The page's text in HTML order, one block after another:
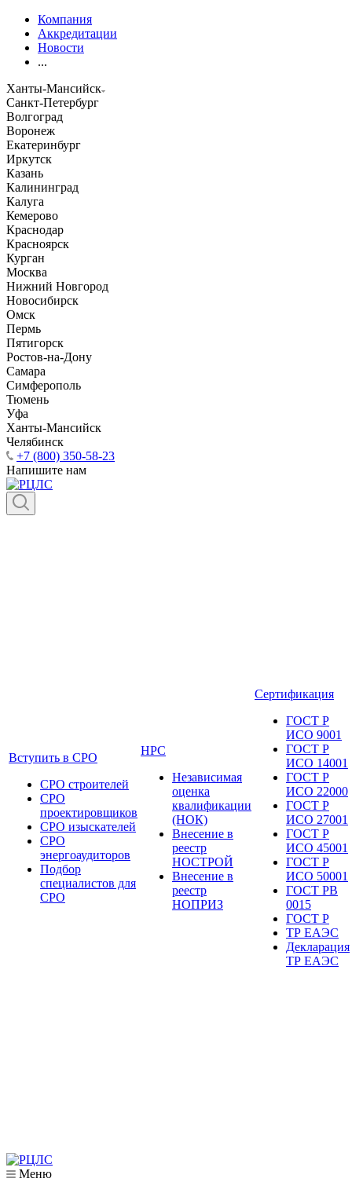
Компания
Аккредитации
Новости
...
Ханты-Мансийск
Санкт-Петербург
Волгоград
Воронеж
Екатеринбург
Иркутск
Казань
Калининград
Калуга
Кемерово
Краснодар
Красноярск
Курган
Москва
Нижний Новгород
Новосибирск
Омск
Пермь
Пятигорск
Ростов-на-Дону
Самара
Симферополь
Тюмень
Уфа
Ханты-Мансийск
Челябинск
+7 (800) 350-58-23
Напишите нам
Вступить в СРО
СРО строителей
СРО
проектировщиков
СРО изыскателей
СРО
энергоаудиторов
Подбор
специалистов для
СРО
НРС
Независимая
оценка
квалификации
(НОК)
Внесение в
реестр
НОСТРОЙ
Внесение в
реестр
НОПРИЗ
Сертификация
ГОСТ Р
ИСО 9001
ГОСТ Р
ИСО 14001
ГОСТ Р
ИСО 22000
ГОСТ Р
ИСО 27001
ГОСТ Р
ИСО 45001
ГОСТ Р
ИСО 50001
ГОСТ РВ
0015
ГОСТ Р
ТР ЕАЭС
Декларация
ТР ЕАЭС
Меню